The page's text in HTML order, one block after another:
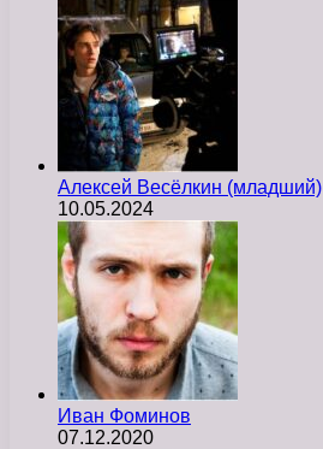
Алексей Весёлкин (младший)
10.05.2024
Иван Фоминов
07.12.2020